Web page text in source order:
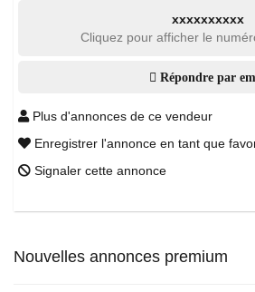
xxxxxxxxxx
Cliquez pour afficher le
Répondre par
Plus d'annonces de ce vendeur
Enregistrer l'annonce en tant que
Signaler cette annonce
Nouvelles annonces premium